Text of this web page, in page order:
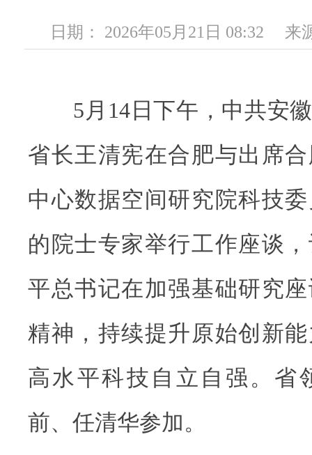
日期： 2026年05月21日 08:32 来
5月14日下午，中共安徽
省长王清宪在合肥与出席
中心数据空间研究院科技
的院士专家举行工作座谈
平总书记在加强基础研究
精神，持续提升原始创新
高水平科技自立自强。省
前、任清华参加。